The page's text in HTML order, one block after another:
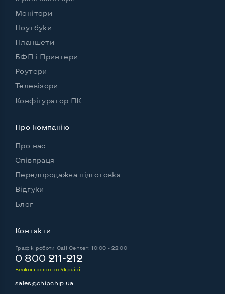
Монітори
Ноутбуки
Планшети
БФП і Принтери
Роутери
Телевізори
Конфігуратор ПК
Про компанію
Про нас
Співпраця
Передпродажна підготовка
Відгуки
Блог
Контакти
Графік роботи Call Center: 10:00 - 22:00
0 800 211-212
Безкоштовно по Україні
sales@chipchip.ua